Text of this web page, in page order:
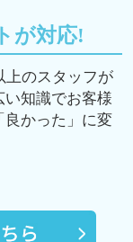
が対応!
上のスタッフが
い知識でお客様
かった」に変